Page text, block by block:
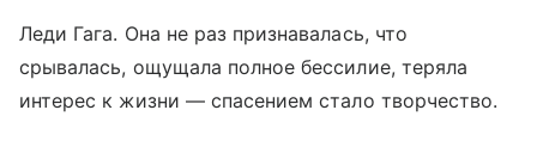
Леди Гага. Она не раз признавалась, что
срывалась, ощущала полное бессилие, теряла
интерес к жизни — спасением стало творчество.